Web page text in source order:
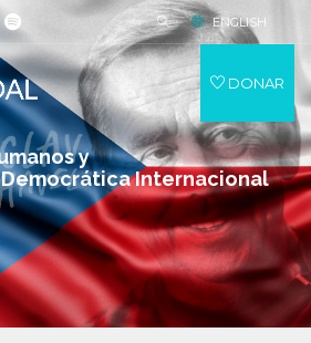
y
Internacional
ENGLISH
DONAR